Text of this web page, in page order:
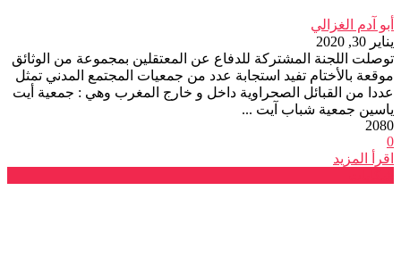
أبو آدم الغزالي
يناير 30, 2020
توصلت اللجنة المشتركة للدفاع عن المعتقلين بمجموعة من الوثائق
موقعة بالأختام تفيد استجابة عدد من جمعيات المجتمع المدني تمثل
عددا من القبائل الصحراوية داخل و خارج المغرب وهي : جمعية أيت
ياسين جمعية شباب آيت ...
2080
0
اقرأ المزيد